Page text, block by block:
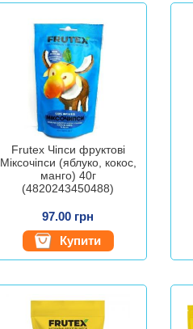
Frutex Чіпси фруктові
Міксочіпси (яблуко, кокос,
манго) 40г
(4820243450488)
97.00 грн
Купити